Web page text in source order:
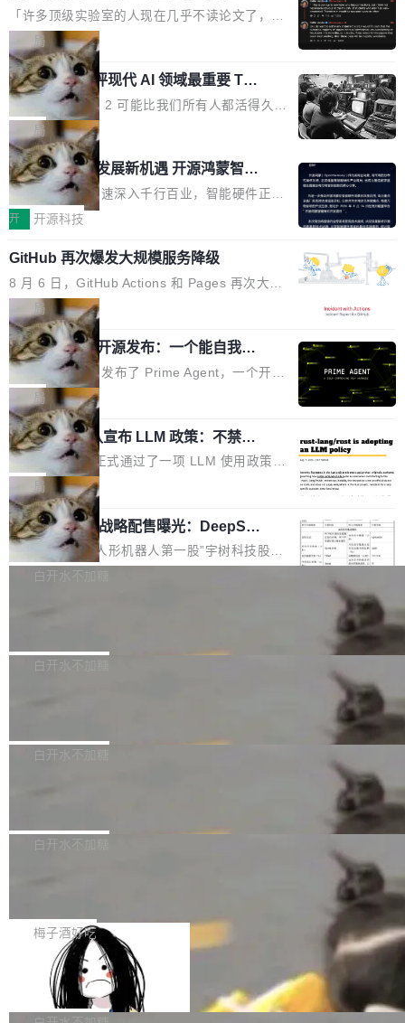
个表单字段，每个字段还有联动逻辑；比如我
想...
的严苛使用需求。 澎湃功率，紧凑机身 钛金雕1
600PG5 AI TOP具备强悍输出功率，同时实现
机身尺寸大幅精简。整机长度仅16厘米，属于同
功率段机身尺寸十分紧凑的1600W电源产品。小
巧机身有效提升市面主流标准A...
元。数字广告与公共关系相关服务市场更是从20
25年的8463亿美元扩张至2026年的8763亿美
元。数字的背后是一个清晰的事实——品牌对专
业化营销服务的需求从未如此迫切。 但市场扩容
的同时,服务商的竞争逻辑正在改变。2026年Top
Agency年度合辑的观察指出,“产品”这个离消费
者最近的载体,在整个品牌营销层面的权重显著变
高了。全域营销服务商的竞争正在从规模转向深
度,案例厚度、全域覆盖、多线协同...
了
「许多顶级实验室的人现在几乎不读论文了，而
且他们认为 ICLR/ICML/NeurIPS 充斥着大量过
度宣传和欺诈。」 OpenAI 研究员 Keller Jorda
n 这条推文引发了广泛讨论。他不是在说风凉
话，他是说出了一个圈内人尽皆知但很少公开捅
破的事实。 Jordan 随后补充了一句软化声明：
「我不认为这些会议上大部分论文都在过度宣传
或造假。问题是，作为读者，如果你筛选出那些
看起来最令人兴奋的论文，那它们大部分都是过
度宣传的。」 这才是真正的痛点。不是所有论文
都有问题，是最吸引眼球的那批论文最有问题。
他引用的帖子来自 Mathew Shen，一位 ICLR 2
026 的读者：「看了篇 ...
局
xAI 前工程师评现代 AI 领域最重要 Top
3 开源项目
Flash Attention 2 可能比我们所有人都活得久。
这句话不是来自某个技术博客，而是出自 Hieu
Pham 的一条推文。Hieu Pham 是谁？他是 xAI
的早期工程师之一，在 Grok 训练基础设施团队
工作过。近日他在 X 上发了一条帖子，列出了他
认为现代 AI 领域最重要的三个开源项目。 第一
理由很具体。FA 系列不需要解释，但 FA2 是他
认为最重要的一个——复杂度恰到好处，刚好能
驱动你去学 CuTe，但还没被那些"邪恶的" Hopp
er++ 优化所淹没，足够容易修改和适配。 更关
键的是 FA2 的持久性...
局
共商智能硬件发展新机遇 开源鸿蒙智能
硬件开发者日杭州站即将举行
随着万物智联加速深入千行百业，智能硬件正从
单点设备迈向智能化、网联化、协同化发展。作
鸿蒙通过统一技术底座和分布式能力，为不同类
型智能设备的开发、连接与互联提供关键支撑，
也为产业链企业探索产品创新与商业增长打开新
的空间。 8月14日，开源鸿蒙智能硬件开发者日
（OHDD：OpenHarmony Hardware Develope
r Day）将在杭州启航。活动面向智能硬件产业
链企业和开发者，邀请行业专家与资深技术顾
问，围绕开源鸿蒙技术能力、设备适配、芯片适
配、功耗与稳定性调优、兼容性测评及统一互联
等内容展开系统讲解和实战交流，帮助企业进一
步了解开源鸿蒙在智能...
开 开源科技
GitHub 再次爆发大规模服务降级
8 月 6 日，GitHub Actions 和 Pages 再次大规
模服务降级，Actions 完全不可用超过 5 小时，
webhook 停发，连自托管 runner 也因调度层故
障无法工作。Pages、Copilot code review、C
opilot coding agent 全部受影响。从检测到完全
恢复，大约 12 小时。 这是 2026 年 8 月的第六
起事故，其中四起与 AI/Copilot 服务相关。 Git
Hub 员工 kdaigle 在 HN 讨论中贴出了一组数
据：2025 年全年 10 亿次 commit。现在，每周
2.75 亿次，全年预计 140 亿次。GitHub...
局
Prime Agent 开源发布：一个能自我改
进的编程 Agent，ARC-AGI 3 超越人类
专家基线
Prime Intellect 发布了 Prime Agent，一个开源
的编程 Agent Harness，核心设计围绕两个抽
象：Recursive Language Model（RLM）和 C
ontinual Harness。在 ARC-AGI 3 基准测试
上，Prime Agent + Opus 5 的组合达到了 95.
5% RHAE Best@1，超过了 ARC 报告的人类专
家基线 95.4%。 不是又一个 coding agent 包装
器 Prime Agent 的架构和市面上大多数 coding
agent 有本质区别。大多数 agent harness 的设
计是基于早期模型的能力—...
局
Rust 项目团队宣布 LLM 政策：不禁
止，但你要承认哪些代码不是你写的
Rust 语言项目正式通过了一项 LLM 使用政策，
覆盖 rust-lang/rust 单一仓库的代码贡献。这不
是项目级别的官方立场，目前由五个团队采纳，
但它可能是主流开源项目中关于 AI 辅助贡献最
细致的一份规则。 政策的核心只有一句话：LLM
可以用来分析、提炼、审阅、建议，但不能用来
不得生成涉及安全性的关键变更，除非作者本身
局
宇树科技 IPO 战略配售曝光：DeepSe
ek 获配 93.3 万股，锁定 36 个月
8月6日晚间，“人形机器人第一股”宇树科技股份
有限公司披露IPO发行价格及战略配售结果，杭
36个月。 公告显示，本次宇树科技战略配售对
员工参与设立的专项资产管理计划。其中，Dee
获配9...
白开水不加糖
Bug fixes and enhancements 修复多次传递同
一个回归问题，该问题导致拉取镜像时会拒绝包
题，该问题可能导致在旧版 Linux 内核...
白开水不加糖
e 孵化器项目管理委员会（IPMC）投票中获得
P）！这一里程碑不仅标志着 Fluss 迈入新的发
白开水不加糖
长期停止内容更新，未能实现其作为“AI版维基百
提交的编辑请求也长期处于待处理状态。 Groki
pedia 于去年底上线，定位为由人工智能生成内
容的百科平台，被马斯克视为传统众包百科网站
维基百科的替代方案。Lawfare 调查发现，无论
热门页面还是低关注度页面，均未出现近期更
白开水不加糖
是这样的：配 MessageSource 的 Bean、写 R
eloadableResourceBundleMessageSource、
声明 LocaleResolver、注册 LocaleChangeInt
erceptor…五六步之后才能看到第一行翻译文
本。 Solon 换了个方式。整个 i18n 模块围绕三
梅子酒好吃
Apache Doris 4.1 全面增强 Iceberg：
支持 UPDATE、MERGE INTO 与 Iceb
erg V3
Apache Doris 4.1 要补齐的，正是缺失的那一
半。在已有查询能力的基础上，Doris 进一步支